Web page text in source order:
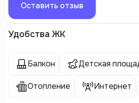
Оставить отзыв
Удобства ЖК
Балкон Детская
Отопление Интернет